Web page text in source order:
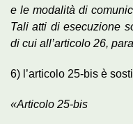
e le modalità di
Tali atti di esecuzione
di cui all’articolo 26,
6) l’articolo 25-bis è
«Articolo 25-bis